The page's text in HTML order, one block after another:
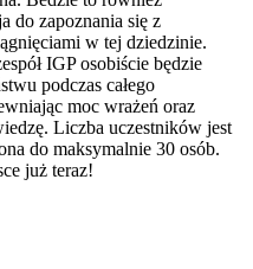
do zapoznania się z
w tej dziedzinie.
IGP osobiście będzie
podczas całego
moc wrażeń oraz
Liczba uczestników jest
do maksymalnie 30 osób.
już teraz!